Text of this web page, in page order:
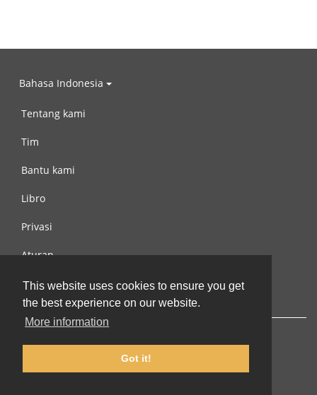
This website uses cookies to ensure you get
the best experience on our website.
More information
Got it!
Bahasa Indonesia
Tentang kami
Tim
Bantu kami
Libro
Privasi
Aturan
Hubungi kami
© 2002-2026 lernu.net |Impressum